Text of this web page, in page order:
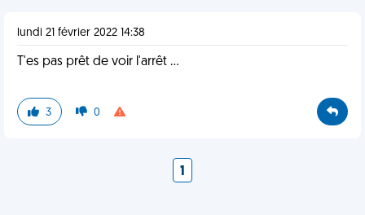
lundi 21 février 2022 14:38
T'es pas prêt de voir l'arrêt ...
3 0
1